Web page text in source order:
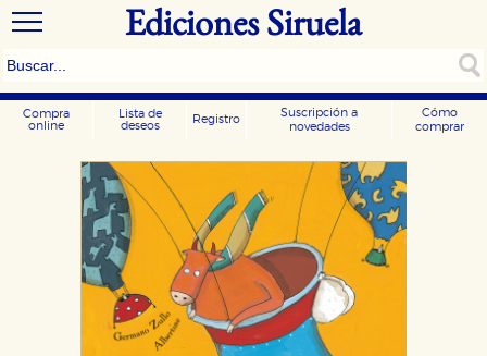
Ediciones Siruela
Compra
online
Lista de
deseos
Registro
Suscripción a
novedades
Cómo
comprar